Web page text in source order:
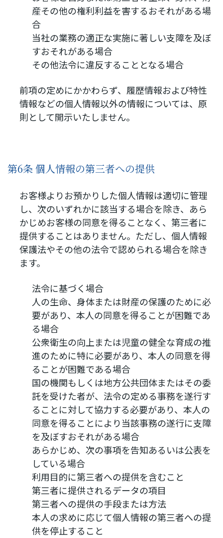
産その他の権利利益を害するおそれがある場
合
当社の業務の適正な実施に著しい支障を及ぼ
すおそれがある場合
その他法令に違反することとなる場合
前項の定めにかかわらず、履歴情報および特性
情報などの個人情報以外の情報については、原
則として開示いたしません。
第6条 個人情報の第三者への提供
お客様よりお預かりした個人情報は適切に管理
し、次のいずれかに該当する場合を除き、あら
かじめお客様の同意を得ることなく、第三者に
提供することはありません。ただし、個人情報
保護法やその他の法令で認められる場合を除き
ます。
法令に基づく場合
人の生命、身体または財産の保護のために必
要があり、本人の同意を得ることが困難であ
る場合
公衆衛生の向上または児童の健全な育成の推
進のために特に必要があり、本人の同意を得
ることが困難である場合
国の機関もしくは地方公共団体またはその委
託を受けた者が、法令の定める事務を遂行す
ることに対して協力する必要があり、本人の
同意を得ることにより当該事務の遂行に支障
を及ぼすおそれがある場合
あらかじめ、次の事項を告知あるいは公表を
している場合
利用目的に第三者への提供を含むこと
第三者に提供されるデータの項目
第三者への提供の手段または方法
本人の求めに応じて個人情報の第三者への提
供を停止すること